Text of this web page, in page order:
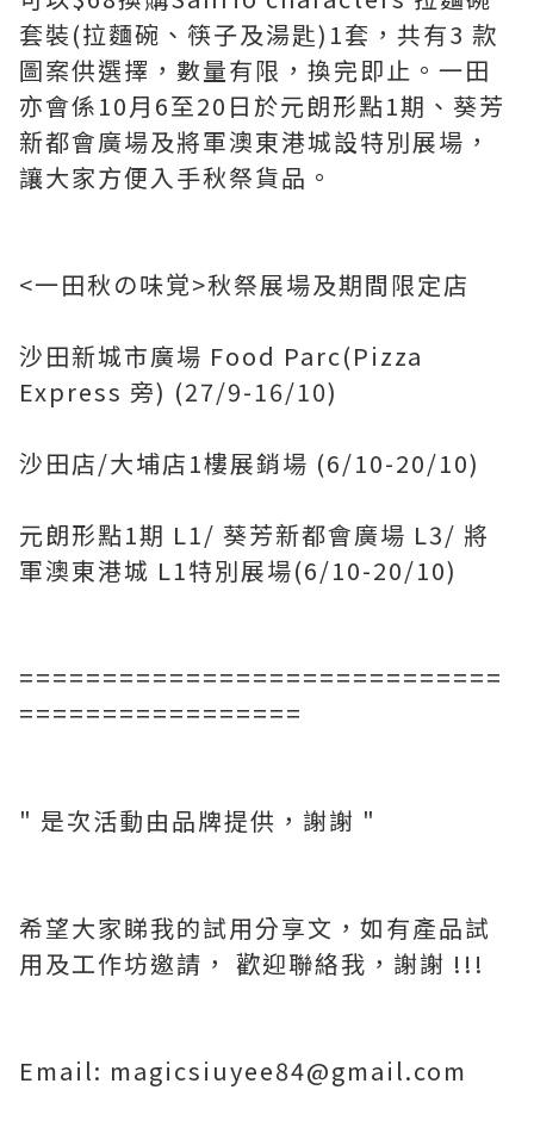
套裝(拉麵碗、筷子及湯匙)1套，共有3 款
圖案供選擇，數量有限，換完即止。一田
亦會係10月6至20日於元朗形點1期、葵芳
新都會廣場及將軍澳東港城設特別展場，
讓大家方便入手秋祭貨品。
<一田秋の味覚>秋祭展場及期間限定店
沙田新城市廣場 Food Parc(Pizza
Express 旁) (27/9-16/10)
沙田店/大埔店1樓展銷場 (6/10-20/10)
元朗形點1期 L1/ 葵芳新都會廣場 L3/ 將
軍澳東港城 L1特別展場(6/10-20/10)
=============================
=================
" 是次活動由品牌提供，謝謝 "
希望大家睇我的試用分享文，如有產品試
用及工作坊邀請， 歡迎聯絡我，謝謝 !!!
Email: magicsiuyee84@gmail.com